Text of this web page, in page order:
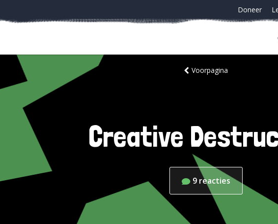
Doneer
Voorpagina
Creative
9 reacties